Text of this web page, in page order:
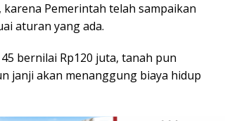
Pemerintah telah sampaikan
aturan yang ada.
bernilai Rp120 juta, tanah pun
janji akan menanggung biaya hidup